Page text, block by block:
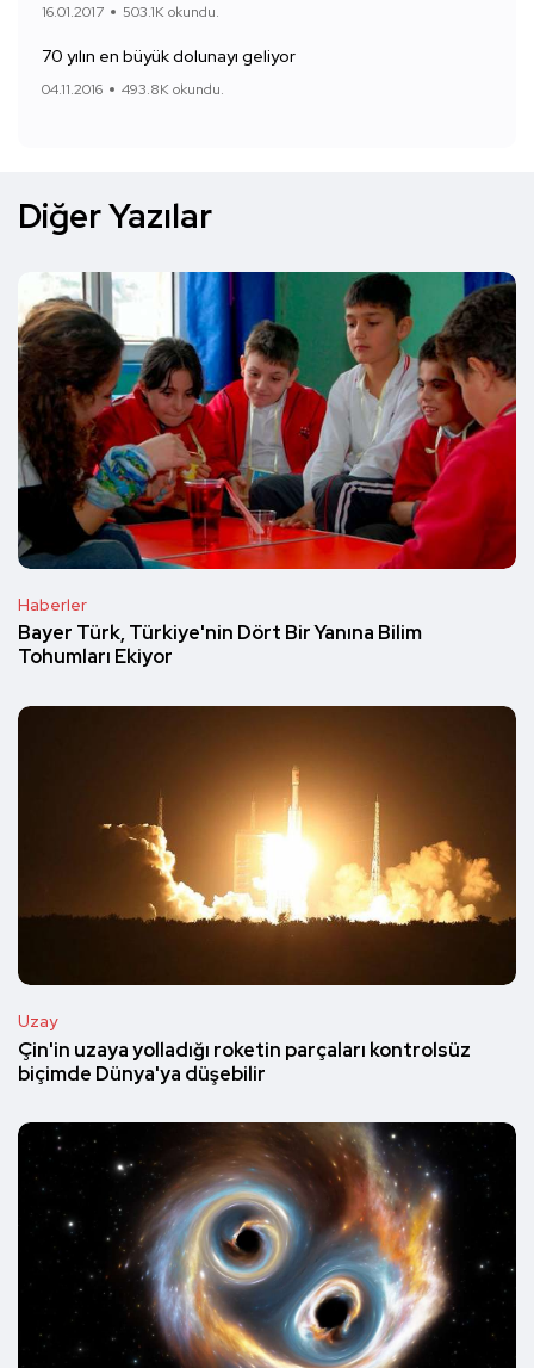
16.01.2017 503.1K okundu.
70 yılın en büyük dolunayı geliyor
04.11.2016 493.8K okundu.
Diğer Yazılar
Haberler
Bayer Türk, Türkiye'nin Dört Bir Yanına Bilim
Tohumları Ekiyor
Uzay
Çin'in uzaya yolladığı roketin parçaları kontrolsüz
biçimde Dünya'ya düşebilir